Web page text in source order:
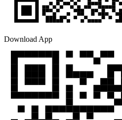
Download App